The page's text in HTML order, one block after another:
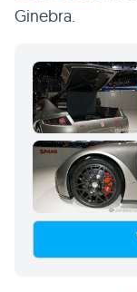
Ginebra.